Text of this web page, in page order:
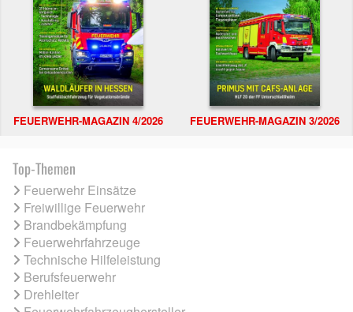
FEUERWEHR-MAGAZIN 4/2026 FEUERWEHR-MAGAZIN 3/2026
Top-Themen
Feuerwehr Einsätze
Freiwillige Feuerwehr
Brandbekämpfung
Feuerwehrfahrzeuge
Technische Hilfeleistung
Berufsfeuerwehr
Drehleiter